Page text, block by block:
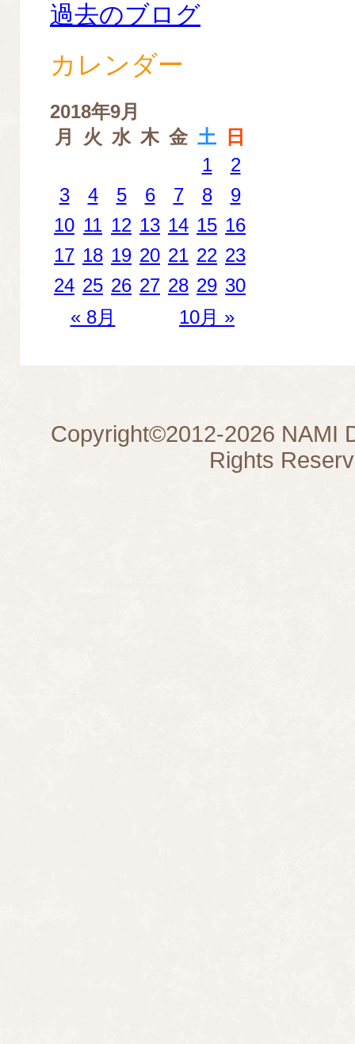
過去のブログ
カレンダー
2018年9月
月
火 水 木 金 土 日
« 8月 10月 »
1
2
3
4 5 6 7 8
9
10 11 12 13 14 15 16
17 18 19 20 21 22 23
24 25 26 27 28 29 30
Copyright©2012-2026 NAMI
Rights